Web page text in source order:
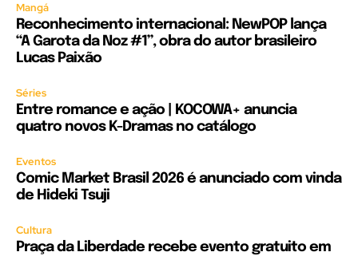
Mangá
Reconhecimento internacional: NewPOP lança
“A Garota da Noz #1”, obra do autor brasileiro
Lucas Paixão
Séries
Entre romance e ação | KOCOWA+ anuncia
quatro novos K-Dramas no catálogo
Eventos
Comic Market Brasil 2026 é anunciado com vinda
de Hideki Tsuji
Cultura
Praça da Liberdade recebe evento gratuito em